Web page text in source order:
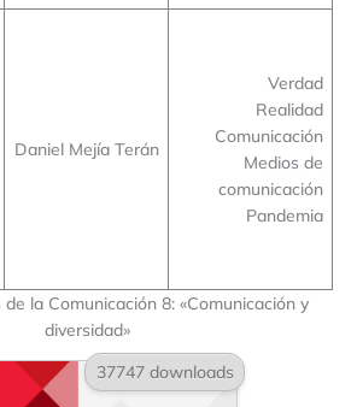
Daniel Mejía Terán
Verdad
Realidad
Comunicación
Medios de
comunicación
Pandemia
la Comunicación 8: «Comunicación y
diversidad»
37747 downloads